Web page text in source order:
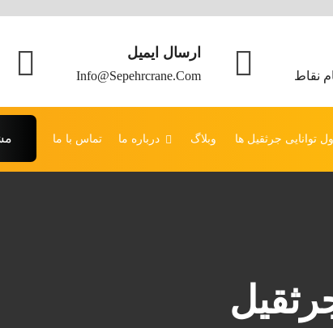
نقاط
ارسال ایمیل
Info@sepehrcrane.com
توانایی جرثقیل ها وبلاگ درباره ما تماس با ما